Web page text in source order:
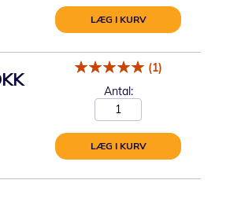
LÆG I KURV
(1)
Antal:
LÆG I KURV